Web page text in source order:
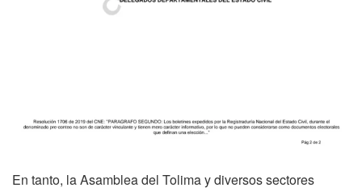
En tanto, la Asamblea del Tolima y diversos sectores